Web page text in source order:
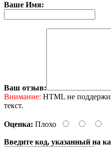
Ваше Имя:
Ваш отзыв:
Внимание: HTML не
текст.
Оценка: Плохо
Введите код, указанный на